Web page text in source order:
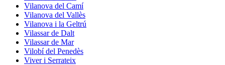
Vilanova del Camí
Vilanova del Vallès
Vilanova i la Geltrú
Vilassar de Dalt
Vilassar de Mar
Vilobí del Penedès
Viver i Serrateix